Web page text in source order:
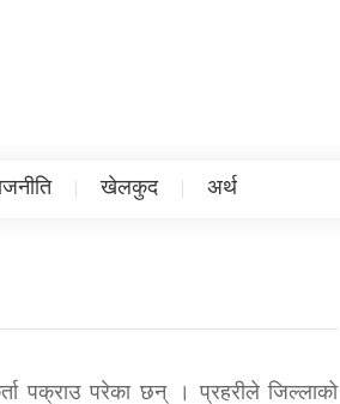
खेलकुद अर्थ
पक्राउ परेका छन् । प्रहरीले जिल्लाको